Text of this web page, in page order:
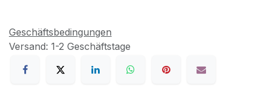
Geschäftsbedingungen
Versand: 1-2 Geschäftstage